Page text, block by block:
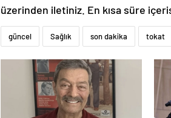
üzerinden iletiniz. En kısa süre
güncel Sağlık son dakika tokat